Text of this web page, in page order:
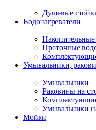
Душевые
Водонагреватели
Накопительные
Проточные
Умывальники,
Умывальники
Раковины на
Умывальники
Мойки